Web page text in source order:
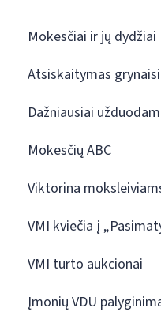
Mokesčiai ir jų dydžiai
Atsiskaitymas
Dažniausiai
Mokesčių ABC
Viktorina
VMI kviečia į
VMI turto aukcionai
Įmonių VDU